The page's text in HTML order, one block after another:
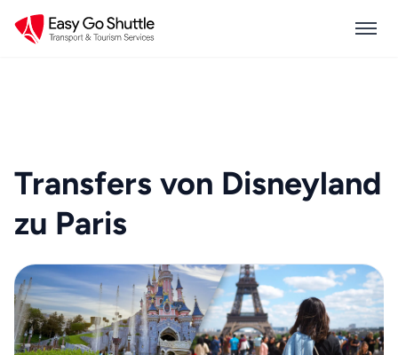
Transfers von Disneyland
zu Paris